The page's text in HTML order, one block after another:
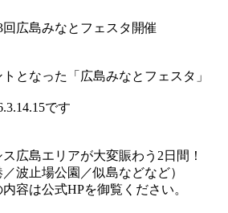
回広島みなとフェスタ開催
となった「広島みなとフェスタ」
です
広島エリアが大変賑わう2日間！
波止場公園／似島などなど）
容は公式HPを御覧ください。